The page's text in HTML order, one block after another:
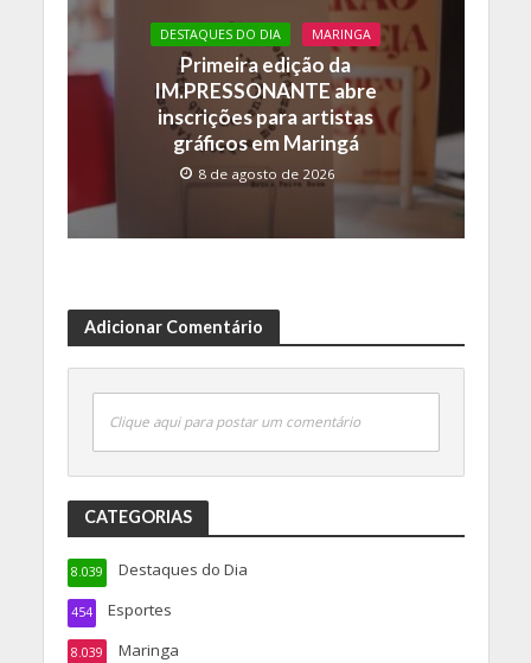
DESTAQUES DO DIA MARINGA
Primeira edição da
IM.PRESSONANTE abre
inscrições para artistas
gráficos em Maringá
8 de agosto de 2026
Adicionar Comentário
Clique aqui para postar um comentário
CATEGORIAS
Destaques do Dia
8.039
Esportes
454
Maringa
8.039